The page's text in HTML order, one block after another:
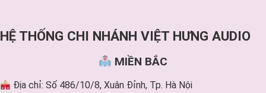
HỆ THỐNG CHI NHÁNH VIỆT HƯNG AUDIO
MIỀN BẮC
Địa chỉ: Số 486/10/8, Xuân Đỉnh, Tp. Hà Nội